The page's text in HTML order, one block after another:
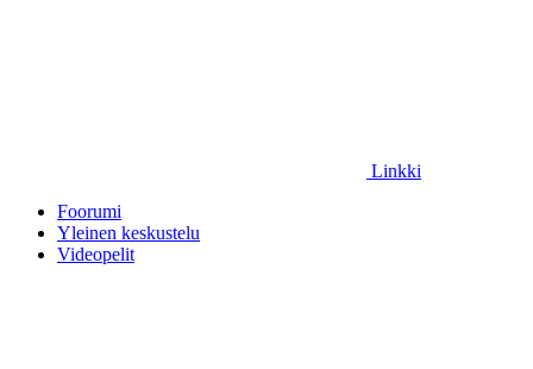
Linkki
Foorumi
Yleinen keskustelu
Videopelit